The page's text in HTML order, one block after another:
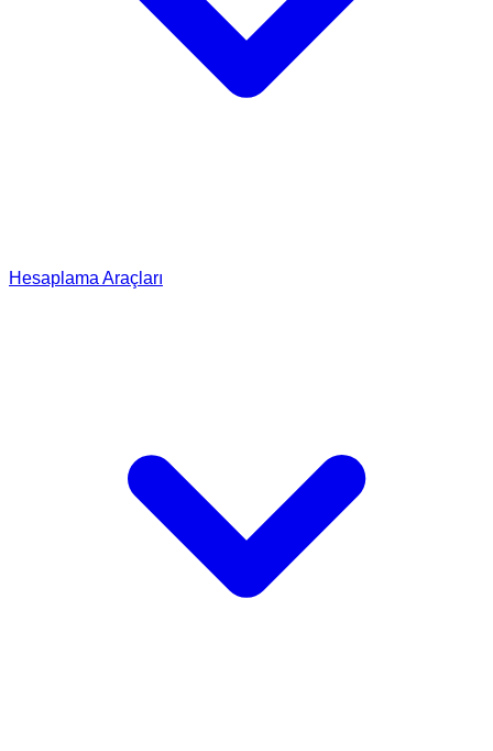
Hesaplama Araçları